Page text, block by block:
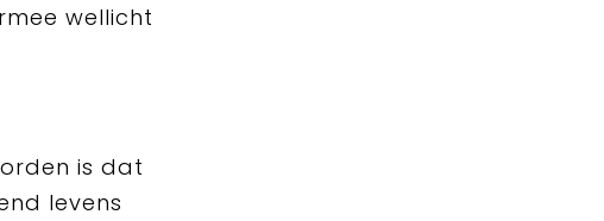
wellicht
is dat
levens